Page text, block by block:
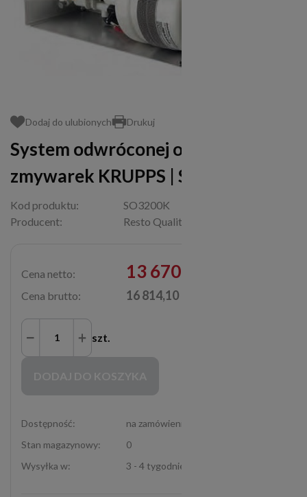
Dodaj do ulubionych Drukuj
System odwróconej osmozy do
zmywarek KRUPPS | SO3200K
Kod produktu:
SO3200K
Producent:
Resto Quality
Cena netto: 13 670,00 zł
Cena brutto: 16 814,10 zł
szt.
Dostępność:
na zamówienie
Stan magazynowy:
0
Wysyłka w:
3 - 4 tygodnie